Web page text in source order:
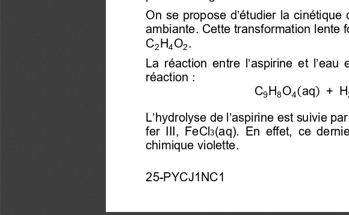
25-PYCJ1NC1
On se propose d’étudier la cinétique
ambiante. Cette transformation lente
C2H4O2
La  réaction  entre l’aspirine et
réaction :
C9H8O4(aq) + H
L’hydrolyse de l’aspirine est suivie par
fer  III,  FeCl3(aq).  En  effet,  ce
chimique violette.